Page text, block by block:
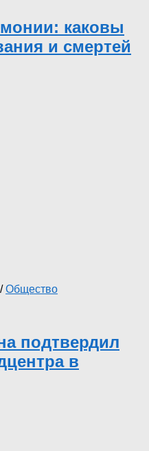
каковы
и смертей
/Общество
подтвердил
в